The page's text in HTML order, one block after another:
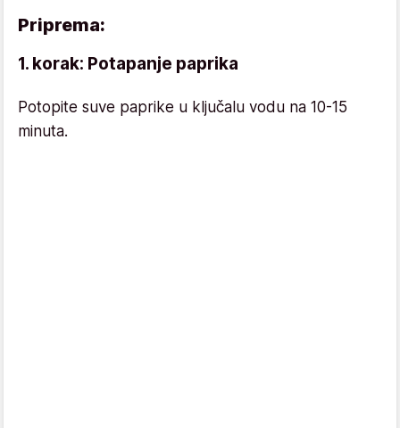
Priprema:
1. korak: Potapanje paprika
Potopite suve paprike u ključalu vodu na 10-15
minuta.